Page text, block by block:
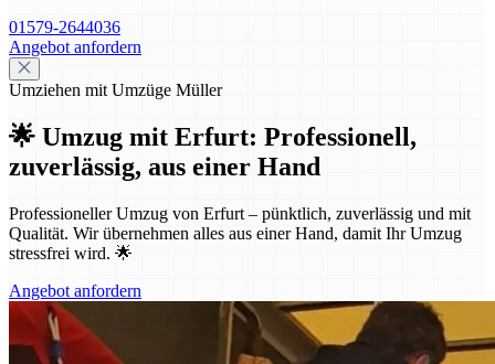
01579-2644036
Angebot anfordern
Umziehen mit Umzüge Müller
🌟 Umzug mit Erfurt: Professionell,
zuverlässig, aus einer Hand
Professioneller Umzug von Erfurt – pünktlich, zuverlässig und mit
Qualität. Wir übernehmen alles aus einer Hand, damit Ihr Umzug
stressfrei wird. 🌟
Angebot anfordern